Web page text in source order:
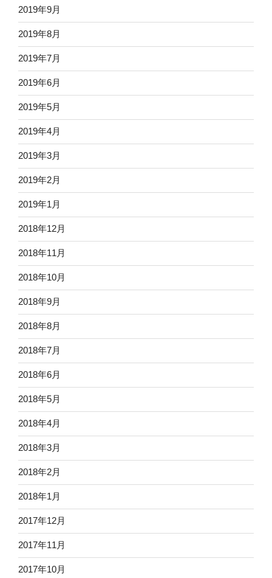
2019年9月
2019年8月
2019年7月
2019年6月
2019年5月
2019年4月
2019年3月
2019年2月
2019年1月
2018年12月
2018年11月
2018年10月
2018年9月
2018年8月
2018年7月
2018年6月
2018年5月
2018年4月
2018年3月
2018年2月
2018年1月
2017年12月
2017年11月
2017年10月